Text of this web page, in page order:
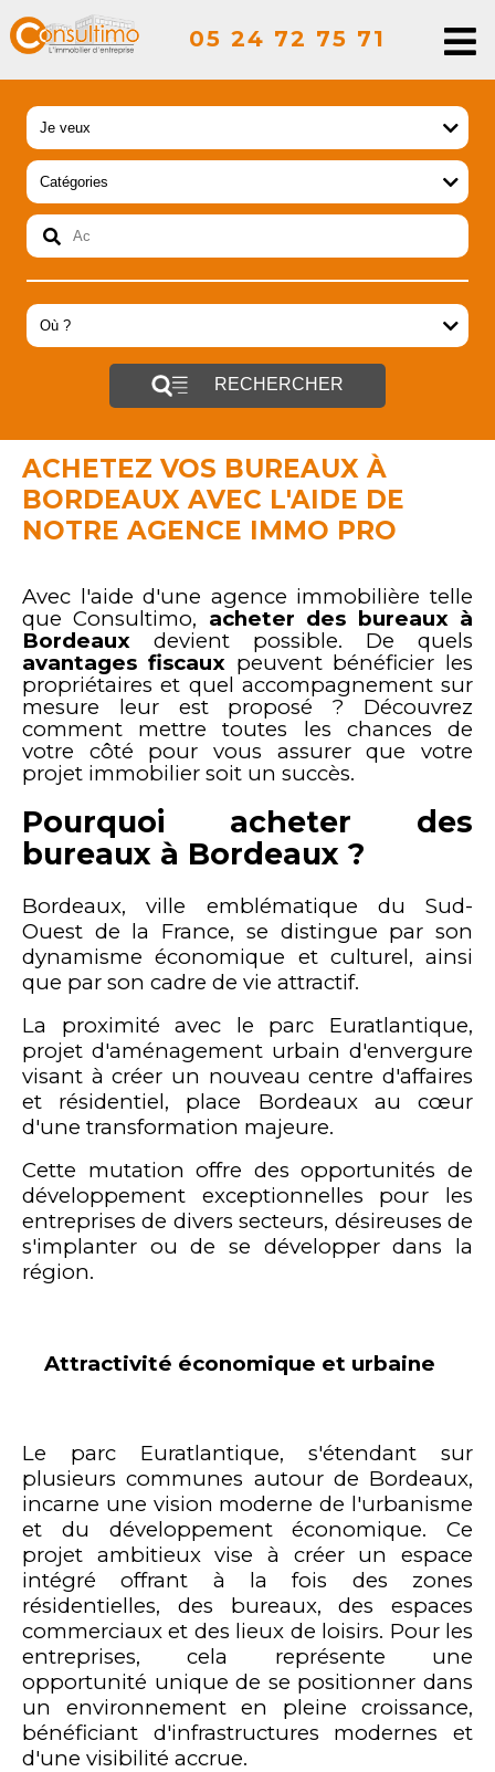
05 24 72 75 71
RECHERCHER
ACHETEZ VOS BUREAUX À
BORDEAUX AVEC L'AIDE DE
NOTRE AGENCE IMMO PRO
Avec l'aide d'une agence immobilière telle
que Consultimo, acheter des bureaux à
Bordeaux devient possible. De quels
avantages fiscauxpeuvent bénéficier les
propriétaires et quel accompagnement sur
mesure leur est proposé ? Découvrez
comment mettre toutes les chances de
votre côté pour vous assurer que votre
projet immobilier soit un succès.
Pourquoi acheter des
bureaux à Bordeaux ?
Bordeaux, ville emblématique du Sud-
Ouest de la France, se distingue par son
dynamisme économique et culturel, ainsi
que par son cadre de vie attractif.
La proximité avec le parc Euratlantique,
projet d'aménagement urbain d'envergure
visant à créer un nouveau centre d'affaires
et résidentiel, place Bordeaux au cœur
d'une transformation majeure.
Cette mutation offre des opportunités de
développement exceptionnelles pour les
entreprises de divers secteurs, désireuses de
s'implanter ou de se développer dans la
région.
Attractivité économique et urbaine
Le parc Euratlantique, s'étendant sur
plusieurs communes autour de Bordeaux,
incarne une vision moderne de l'urbanisme
et du développement économique. Ce
projet ambitieux vise à créer un espace
intégré offrant à la fois des zones
résidentielles, des bureaux, des espaces
commerciaux et des lieux de loisirs. Pour les
entreprises, cela représente une
opportunité unique de se positionner dans
un environnement en pleine croissance,
bénéficiant d'infrastructures modernes et
d'une visibilité accrue.